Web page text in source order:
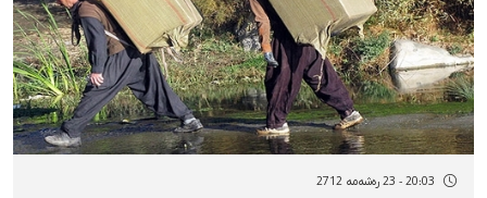
20:03 - 23 رەشەمه 2712